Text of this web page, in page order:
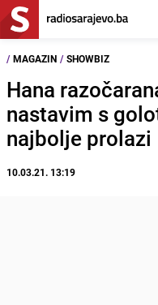
/ MAGAZIN / SHOWBIZ
Hana
nastavim s
najbolje prolazi
10.03.21. 13:19